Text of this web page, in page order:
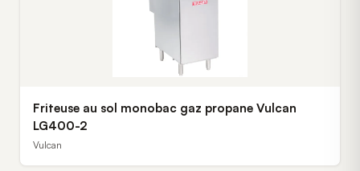
Friteuse au sol monobac gaz propane Vulcan
LG400-2
Vulcan